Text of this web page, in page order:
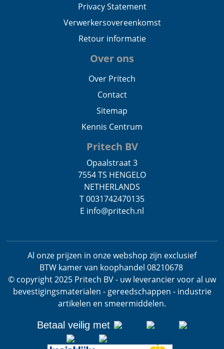
Privacy Statement
Verwerkersovereenkomst
Retour informatie
Over ons
Over Pritech
Contact
Sitemap
Kennis Centrum
Pritech BV
Opaalstraat 3
7554 TS HENGELO
NETHERLANDS
T 0031742470135
E info@pritech.nl
Al onze prijzen in onze webshop zijn exclusief
BTW kamer van koophandel 08210678.
© copyright 2025 Pritech BV - uw leverancier voor al uw
bevestigingsmaterialen - gereedschappen - industrie
artikelen en smeermiddelen.
Betaal veilig met